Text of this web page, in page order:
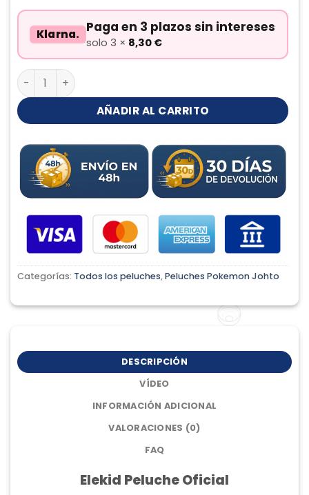
Klarna. Paga en 3 plazos sin intereses
solo 3 × 8,30 €
Elekid Peluche cantidad
AÑADIR AL CARRITO
Categorías: Todos los peluches,Peluches Pokemon Johto
DESCRIPCIÓN
VÍDEO
INFORMACIÓN ADICIONAL
VALORACIONES (0)
FAQ
Elekid Peluche Oficial